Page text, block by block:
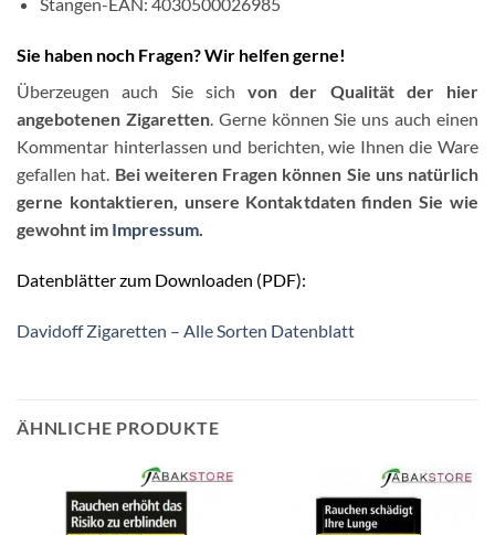
Sie haben noch Fragen? Wir helfen gerne!
Überzeugen auch Sie sich von der Qualität der hier
angebotenen Zigaretten. Gerne können Sie uns auch einen
Kommentar hinterlassen und berichten, wie Ihnen die Ware
gefallen hat. Bei weiteren Fragen können Sie uns natürlich
gerne kontaktieren, unsere Kontaktdaten finden Sie wie
gewohnt im Impressum.
Datenblätter zum Downloaden (PDF):
Davidoff Zigaretten – Alle Sorten Datenblatt
ÄHNLICHE PRODUKTE